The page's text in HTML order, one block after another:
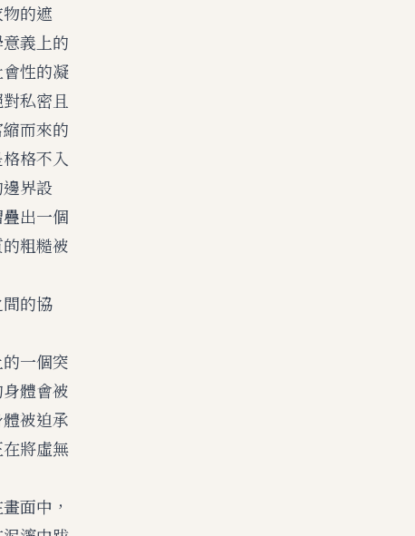
的遮
義上的
性的凝
私密且
而來的
格不入
界設
出一個
粗糙被
的協
一個突
體會被
被迫承
將虛無
面中，